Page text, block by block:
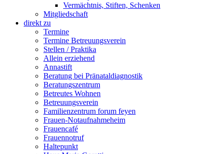
Vermächtnis, Stiften, Schenken
Mitgliedschaft
direkt zu
Termine
Termine Betreuungsverein
Stellen / Praktika
Allein erziehend
Annastift
Beratung bei Pränataldiagnostik
Beratungszentrum
Betreutes Wohnen
Betreuungsverein
Familienzentrum forum feyen
Frauen-Notaufnahmeheim
Frauencafé
Frauennotruf
Haltepunkt